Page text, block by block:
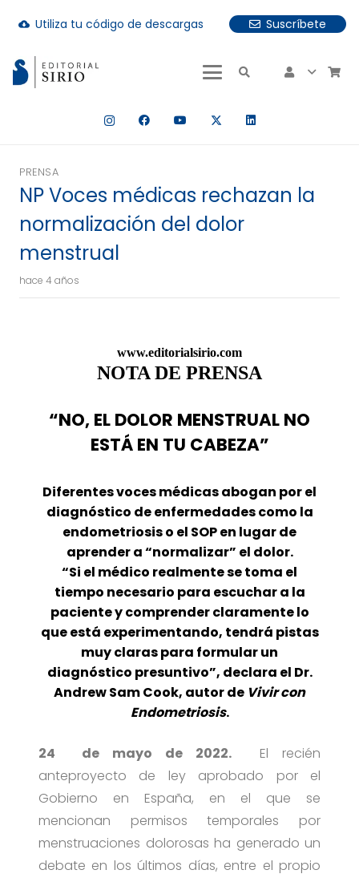
cloud_download Utiliza tu código de descargas
Suscríbete
hay resultados autocompletados, puedes utilizar las
PRENSA
NP Voces médicas rechazan la
normalización del dolor
menstrual
hace 4 años
www.editorialsirio.com
NOTA DE PRENSA
“NO, EL DOLOR MENSTRUAL NO
ESTÁ EN TU CABEZA”
Diferentes voces médicas abogan por el
diagnóstico de enfermedades como la
endometriosis o el SOP en lugar de
aprender a “normalizar” el dolor.
“Si el médico realmente se toma el
tiempo necesario para escuchar a la
paciente y comprender claramente lo
que está experimentando, tendrá pistas
muy claras para formular un
diagnóstico presuntivo”, declara el Dr.
Andrew Sam Cook, autor de Vivir con
Endometriosis.
24 de mayo de 2022. El recién
anteproyecto de ley aprobado por el
Gobierno en España, en el que se
mencionan permisos temporales por
menstruaciones dolorosas ha generado un
debate en los últimos días, entre el propio